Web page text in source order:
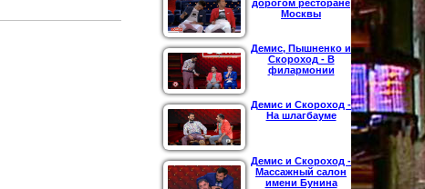
дорогом ресторане
Москвы
Демис, Пышненко и
Скороход - В
филармонии
Демис и Скороход -
На шлагбауме
Демис и Скороход -
Массажный салон
имени Бунина